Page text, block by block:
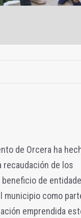
de Orcera ha
recaudación de los
de
municipio como
emprendida